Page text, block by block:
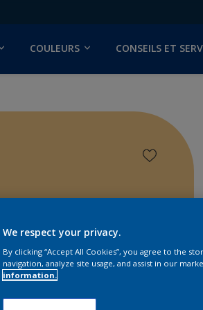
COULEURS CONSEILS ET
We respect your privacy.
By clicking “Accept All Cookies”, you agree to the
navigation, analyze site usage, and assist in our
information.